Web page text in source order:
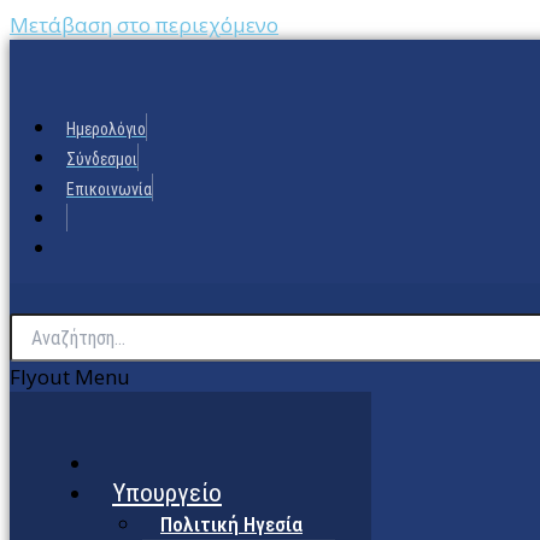
Μετάβαση στο περιεχόμενο
Ημερολόγιο
Σύνδεσμοι
Επικοινωνία
Flyout Menu
Υπουργείο
Πολιτική Ηγεσία